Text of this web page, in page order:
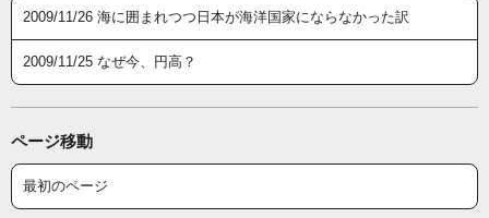
2009/11/26 海に囲まれつつ日本が海洋国家にならなかった訳
2009/11/25 なぜ今、円高？
ページ移動
最初のページ